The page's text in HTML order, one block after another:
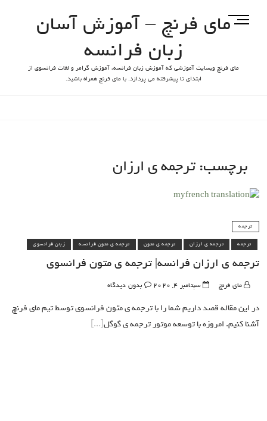
مای فرنچ – آموزش آسان
زبان فرانسه
مای فرنچ وبسایت آموزشی که آموزش زبان فرانسه، آموزش گرامر و لغات فرانسوی از
ابتدای تا پیشرفته می پردازد. با مای فرنچ همراه باشید.
M
برچسب:ترجمه ی ارزان
ترجمه
ترجمه ترجمه ی ارزان ترجمه ی متون ترجمه ی متون فرانسه زبان فرانسوی
ترجمه ی ارزان فرانسه| ترجمه ی متون فرانسوی
مای فرنچ سپتامبر 4, 2020 بدون دیدگاه
در این مقاله قصد داریم شما را با ترجمه ی متون فرانسوی توسط تیم مای فرنچ
آشنا کنیم. امروزه با توسعه موتور ترجمه ی گوگل